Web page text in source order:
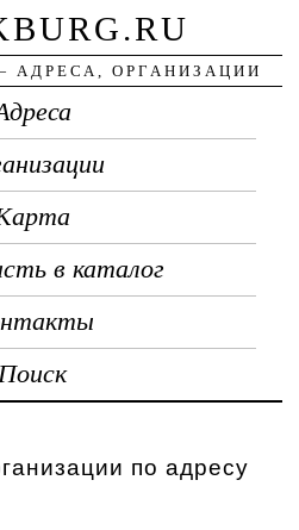
ОРГАНИЗАЦИИ
в каталог
Поиск
по адресу